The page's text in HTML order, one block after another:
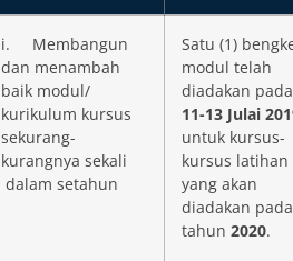
i. Membangun
dan menambah
baik modul/
kurikulum kursus
sekurang-
kurangnya sekali
dalam setahun
Satu (1)
modul telah
diadakan pada
11-13 Julai
untuk kursus-
kursus latihan
yang akan
diadakan pada
tahun 2020.